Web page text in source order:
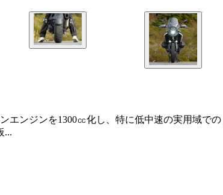
エンジンを1300㏄化し、特に低中速の実用域で
...